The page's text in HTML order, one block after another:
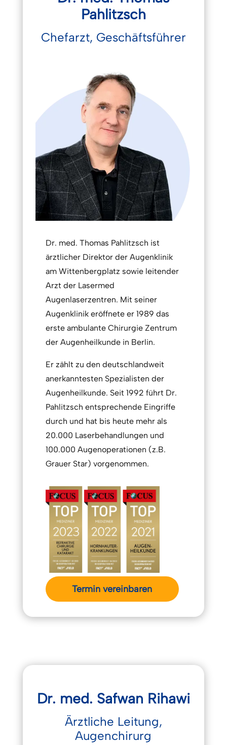
Pahlitzsch
Chefarzt, Geschäftsführer
Dr. med. Thomas Pahlitzsch ist
ärztlicher Direktor der Augenklinik
am Wittenbergplatz sowie leitender
Arzt der Lasermed
Augenlaserzentren. Mit seiner
Augenklinik eröffnete er 1989 das
erste ambulante Chirurgie Zentrum
der Augenheilkunde in Berlin.
Er zählt zu den deutschlandweit
anerkanntesten Spezialisten der
Augenheilkunde. Seit 1992 führt Dr.
Pahlitzsch entsprechende Eingriffe
durch und hat bis heute mehr als
20.000 Laserbehandlungen und
100.000 Augenoperationen (z.B.
Grauer Star) vorgenommen.
Termin vereinbaren
Dr. med. Safwan Rihawi
Ärztliche Leitung,
Augenchirurg